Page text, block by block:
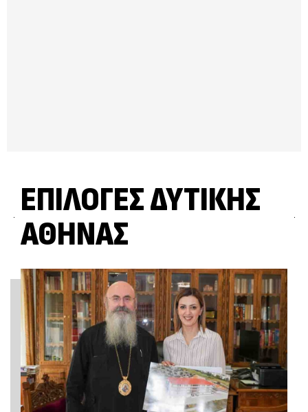
ΕΠΙΛΟΓΈΣ ΔΥΤΙΚΉΣ
ΑΘΉΝΑΣ